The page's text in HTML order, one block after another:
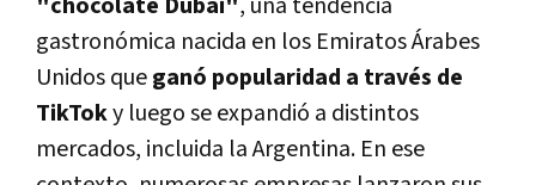
gastronómica nacida en los Emiratos Árabes
Unidos queganó popularidad a través de
TikToky luego se expandió a distintos
mercados, incluida la Argentina. En ese